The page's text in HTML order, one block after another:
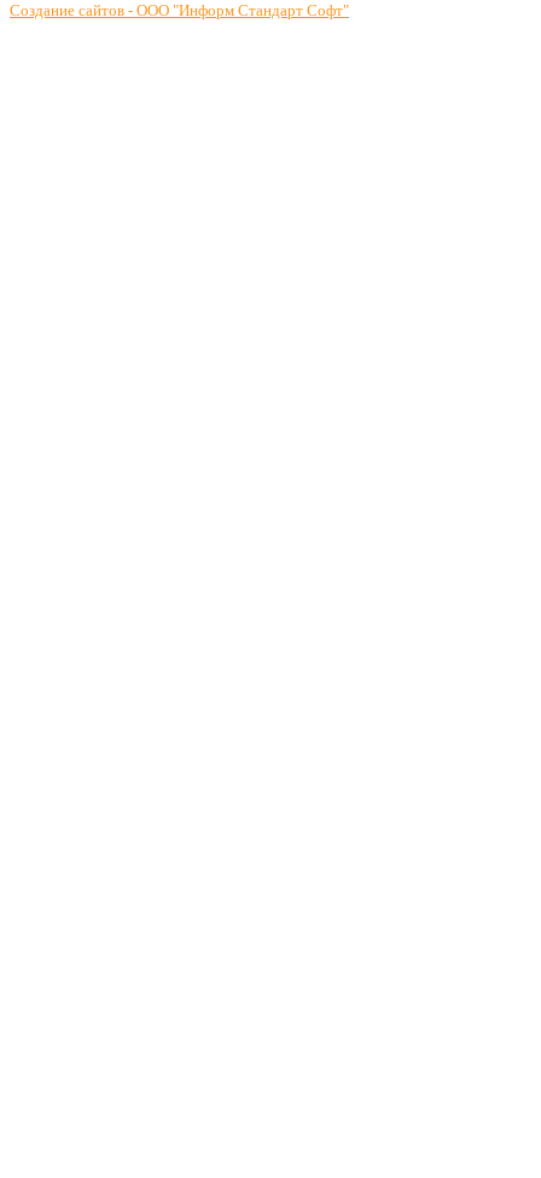
Создание сайтов - ООО "Информ Стандарт Софт"